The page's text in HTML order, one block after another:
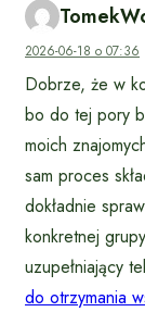
2026-06-18 o 07:36
Dobrze, że w
bo do tej pory
moich
sam proces
dokładnie
konkretnej
uzupełniający
do otrzymania